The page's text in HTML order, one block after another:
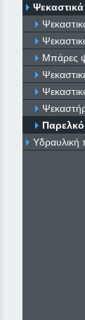
Ψεκαστικά
Μπάρες
Υδραυλική